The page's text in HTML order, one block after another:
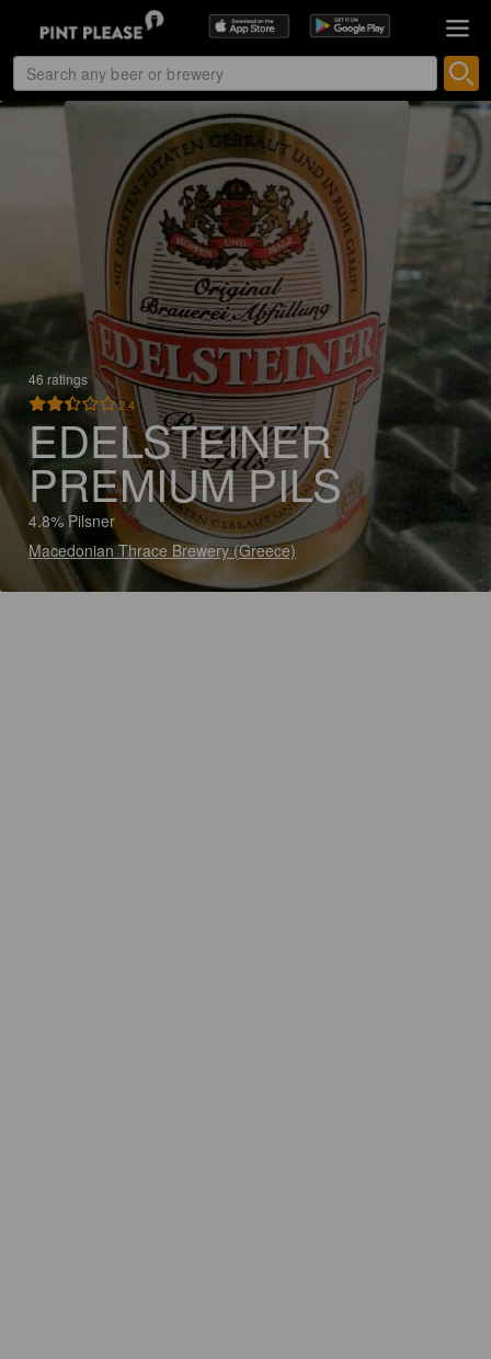
46 ratings
2.4
EDELSTEINER
PREMIUM PILS
4.8% Pilsner
Macedonian Thrace Brewery (Greece)